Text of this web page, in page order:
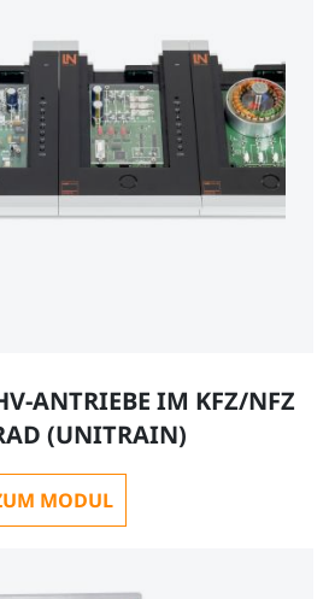
ANTRIEBE IM KFZ/NFZ
(UNITRAIN)
MODUL